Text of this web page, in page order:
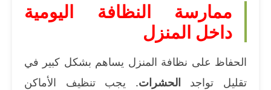
ممارسة النظافة اليومية
داخل المنزل
الحفاظ على نظافة المنزل يساهم بشكل كبير في
تقليل تواجد الحشرات. يجب تنظيف الأماكن